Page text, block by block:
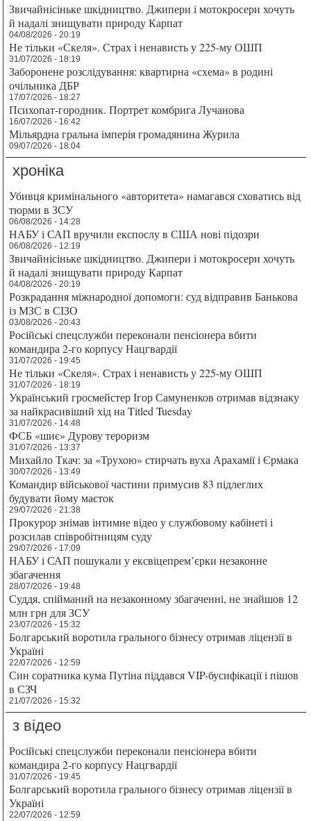
Звичайнісіньке шкідництво. Джипери і мотокросери хочуть
й надалі знищувати природу Карпат
04/08/2026 - 20:19
Не тільки «Скеля». Страх і ненависть у 225-му ОШП
31/07/2026 - 18:19
Заборонене розслідування: квартирна «схема» в родині
очільника ДБР
17/07/2026 - 18:27
Психопат-городник. Портрет комбрига Лучанова
16/07/2026 - 16:42
Мільярдна гральна імперія громадянина Журила
09/07/2026 - 18:04
хроніка
Убивця кримінального «авторитета» намагався сховатись від
тюрми в ЗСУ
06/08/2026 - 14:28
НАБУ і САП вручили експослу в США нові підозри
06/08/2026 - 12:19
Звичайнісіньке шкідництво. Джипери і мотокросери хочуть
й надалі знищувати природу Карпат
04/08/2026 - 20:19
Розкрадання міжнародної допомоги: суд відправив Банькова
із МЗС в СІЗО
03/08/2026 - 20:43
Російські спецслужби переконали пенсіонера вбити
командира 2-го корпусу Нацгвардії
31/07/2026 - 19:45
Не тільки «Скеля». Страх і ненависть у 225-му ОШП
31/07/2026 - 18:19
Український гросмейстер Ігор Самуненков отримав відзнаку
за найкрасивіший хід на Titled Tuesday
31/07/2026 - 14:48
ФСБ «шиє» Дурову тероризм
31/07/2026 - 13:37
Михайло Ткач: за «Трухою» стирчать вуха Арахамії і Єрмака
30/07/2026 - 13:49
Командир військової частини примусив 83 підлеглих
будувати йому маєток
29/07/2026 - 21:38
Прокурор знімав інтимне відео у службовому кабінеті і
розсилав співробітницям суду
29/07/2026 - 17:09
НАБУ і САП пошукали у ексвіцепрем’єрки незаконне
збагачення
28/07/2026 - 19:48
Суддя, спійманий на незаконному збагаченні, не знайшов 12
млн грн для ЗСУ
23/07/2026 - 15:32
Болгарський воротила грального бізнесу отримав ліцензії в
Україні
22/07/2026 - 12:59
Син соратника кума Путіна піддався VIP-бусифікації і пішов
в СЗЧ
21/07/2026 - 15:32
з відео
Російські спецслужби переконали пенсіонера вбити
командира 2-го корпусу Нацгвардії
31/07/2026 - 19:45
Болгарський воротила грального бізнесу отримав ліцензії в
Україні
22/07/2026 - 12:59